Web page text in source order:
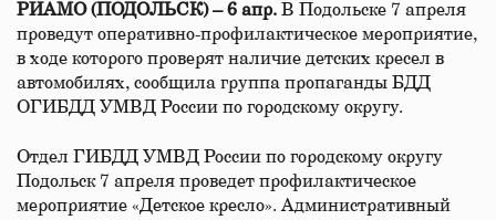
РИАМО (ПОДОЛЬСК) – 6 апр. В Подольске 7 апреля
проведут оперативно-профилактическое мероприятие,
в ходе которого проверят наличие детских кресел в
автомобилях, сообщила группа пропаганды БДД
ОГИБДД УМВД России по городскому округу.
Отдел ГИБДД УМВД России по городскому округу
Подольск 7 апреля проведет профилактическое
мероприятие «Детское кресло». Административный